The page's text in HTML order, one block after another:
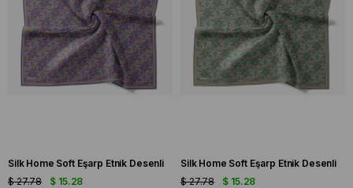
Silk Home Soft Eşarp Etnik Desenli
$ 15.28
$ 27.78
Silk Home Soft Eşarp Etnik Desenli
$ 15.28
$ 27.78